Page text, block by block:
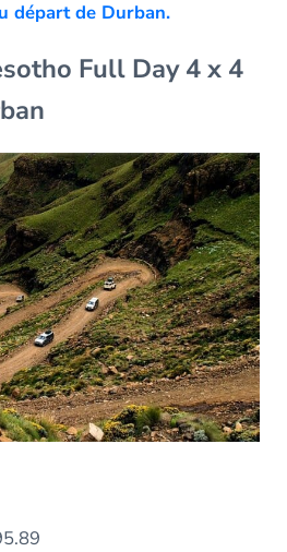
départ de Durban.
Full Day 4 x 4